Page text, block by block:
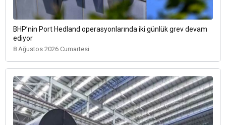
BHP’nin Port Hedland operasyonlarında iki günlük grev devam
ediyor
8 Ağustos 2026 Cumartesi